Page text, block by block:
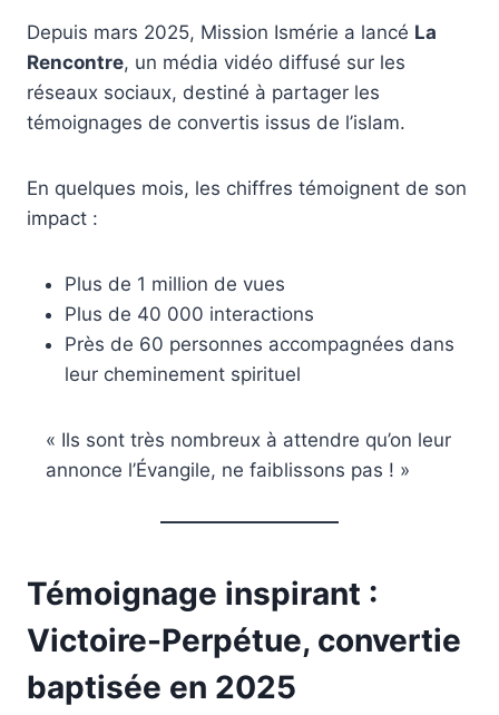
Depuis mars 2025, Mission Ismérie a lancé La
Rencontre, un média vidéo diffusé sur les
réseaux sociaux, destiné à partager les
témoignages de convertis issus de l’islam.
En quelques mois, les chiffres témoignent de son
impact :
Plus de 1 million de vues
Plus de 40 000 interactions
Près de 60 personnes accompagnées dans
leur cheminement spirituel
« Ils sont très nombreux à attendre qu’on leur
annonce l’Évangile, ne faiblissons pas ! »
Témoignage inspirant :
Victoire-Perpétue, convertie
baptisée en 2025